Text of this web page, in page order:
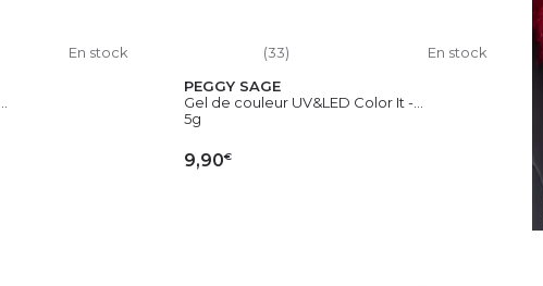
En stock
(33)
En stock
PEGGY SAGE
Gel de couleur UV&LED Color It -...
5g
9,90€